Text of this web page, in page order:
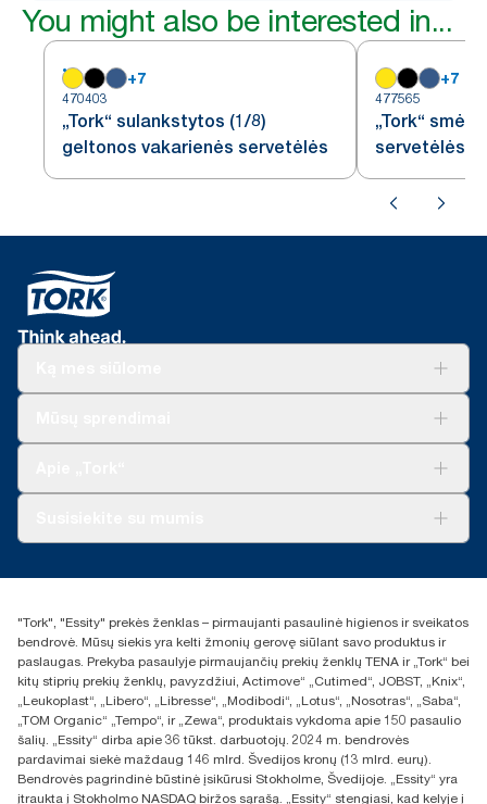
You might also be interested in...
+7
470403
„Tork“ sulankstytos (1/8)
geltonos vakarienės servetėlės
+7
477565
„Tork“
servetėlės,
+370 5 268 3455
UAB Essity Lithuania
Naugarduko g. 98
LT-03160 Vilnius, Lietuva
"Tork", "Essity" prekės ženklas – pirmaujanti pasaulinė higienos ir sveikatos
bendrovė. Mūsų siekis yra kelti žmonių gerovę siūlant savo produktus ir
paslaugas. Prekyba pasaulyje pirmaujančių prekių ženklų TENA ir „Tork“ bei
kitų stiprių prekių ženklų, pavyzdžiui, Actimove“ „Cutimed“, JOBST, „Knix“,
„Leukoplast“, „Libero“, „Libresse“, „Modibodi“, „Lotus“, „Nosotras“, „Saba“,
„TOM Organic“ „Tempo“, ir „Zewa“, produktais vykdoma apie 150 pasaulio
šalių. „Essity“ dirba apie 36 tūkst. darbuotojų. 2024 m. bendrovės
pardavimai siekė maždaug 146 mlrd. Švedijos kronų (13 mlrd. eurų).
Bendrovės pagrindinė būstinė įsikūrusi Stokholme, Švedijoje. „Essity“ yra
įtraukta į Stokholmo NASDAQ biržos sąrašą. „Essity“ stengiasi, kad kelyje į